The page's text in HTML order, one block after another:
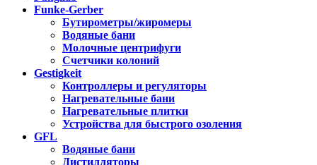
Funke-Gerber
Бутирометры/жиромеры
Водяные бани
Молочные центрифуги
Счетчики колоний
Gestigkeit
Контроллеры и регуляторы
Нагревательные бани
Нагревательные плитки
Устройства для быстрого озоления
GFL
Водяные бани
Дистилляторы